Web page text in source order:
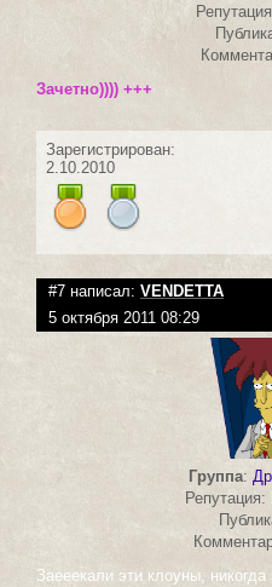
Зачетно)))) +++
Зарегистрирован:
2.10.2010
#7 написал: VENDETTA
5 октября 2011 08:29
Группа:
Репутация:
Заееекали эти клоуны,